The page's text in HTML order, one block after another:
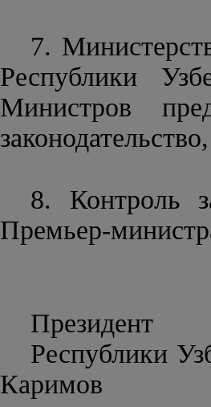
7.
Республики
Министров
8. Контроль
Премьер-
Президент
Каримов